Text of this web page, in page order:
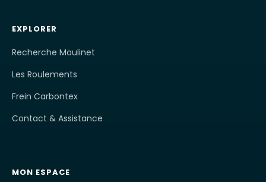
EXPLORER
Recherche Moulinet
Les Roulements
Frein Carbontex
Contact & Assistance
MON ESPACE